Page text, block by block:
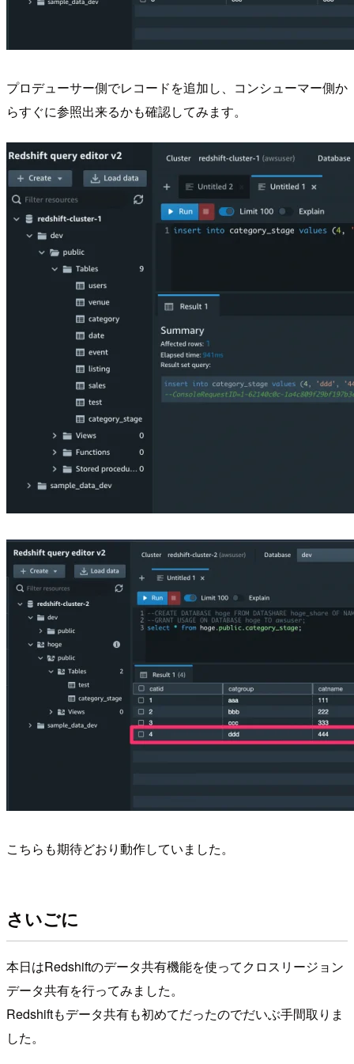
プロデューサー側でレコードを追加し、コンシューマー側か
らすぐに参照出来るかも確認してみます。
こちらも期待どおり動作していました。
さいごに
本日はRedshiftのデータ共有機能を使ってクロスリージョン
データ共有を行ってみました。
Redshiftもデータ共有も初めてだったのでだいぶ手間取りま
した。